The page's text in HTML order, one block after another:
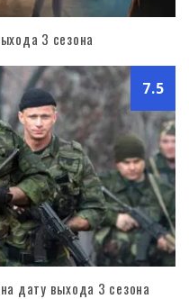
3 сезона
7.5
дату выхода 3 сезона